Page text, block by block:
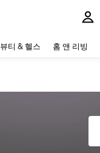
뷰티 & 헬스 홈 앤 리빙